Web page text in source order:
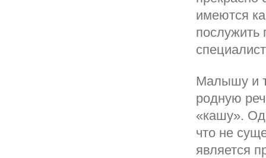
имеются
послужить
Малышу и
родную
«кашу».
что не
является